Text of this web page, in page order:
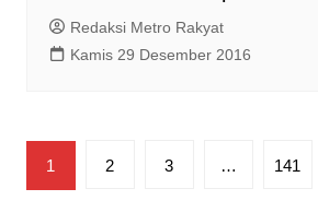
Redaksi Metro Rakyat
Kamis 29 Desember 2016
Paginasi
pos
1 2 3 … 141